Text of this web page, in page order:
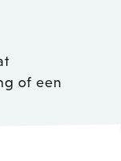
of een